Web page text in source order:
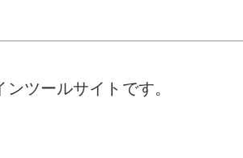
ツールサイトです。